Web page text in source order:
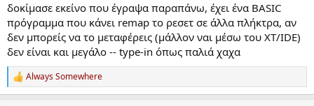
δοκίμασε εκείνο που έγραψα παραπάνω, έχει ένα BASIC
πρόγραμμα που κάνει remap το ρεσετ σε άλλα πλήκτρα, αν
δεν μπορείς να το μεταφέρεις (μάλλον ναι μέσω του XT/IDE)
δεν είναι και μεγάλο -- type-in όπως παλιά χαχα
R
e
Always Somewhere